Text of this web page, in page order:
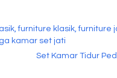
Set Kamar Tidur